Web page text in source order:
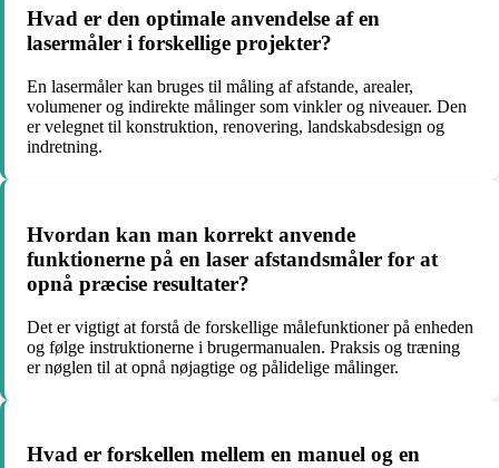
Hvad er den optimale anvendelse af en
lasermåler i forskellige projekter?
En lasermåler kan bruges til måling af afstande, arealer,
volumener og indirekte målinger som vinkler og niveauer. Den
er velegnet til konstruktion, renovering, landskabsdesign og
indretning.
Hvordan kan man korrekt anvende
funktionerne på en laser afstandsmåler for at
opnå præcise resultater?
Det er vigtigt at forstå de forskellige målefunktioner på enheden
og følge instruktionerne i brugermanualen. Praksis og træning
er nøglen til at opnå nøjagtige og pålidelige målinger.
Hvad er forskellen mellem en manuel og en